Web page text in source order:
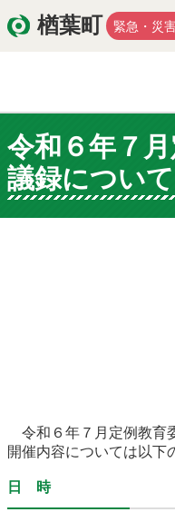
楢葉町 緊急・災
くらし・環境
医療・健康・福祉
楢葉町について
令和６年７
議録について
令和６年７ 月定例教育
開催内容については以下
日 時